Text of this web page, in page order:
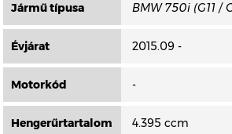
Jármű típusa
Évjárat 2015.09 -
Motorkód -
Hengerűrtartalom 4.395 ccm